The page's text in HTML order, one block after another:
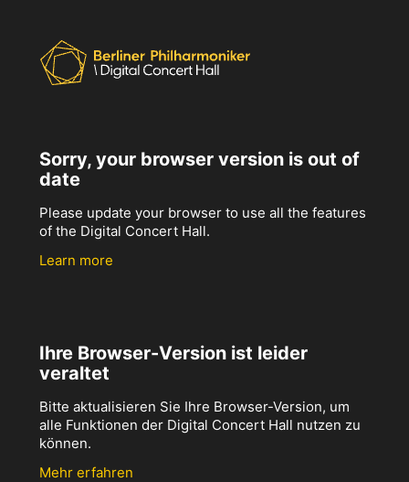
Sorry, your browser version is out of
date
Please update your browser to use all the features
of the Digital Concert Hall.
Learn more
Ihre Browser-Version ist leider
veraltet
Bitte aktualisieren Sie Ihre Browser-Version, um
alle Funktionen der Digital Concert Hall nutzen zu
können.
Mehr erfahren